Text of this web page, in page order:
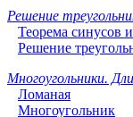
Решение
Теорема синусов
Решение
Многоугольники.
Ломаная
Многоугольник